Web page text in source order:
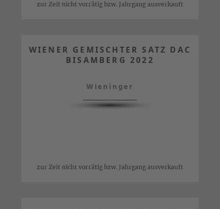
zur Zeit nicht vorrätig bzw. Jahrgang ausverkauft
WIENER GEMISCHTER SATZ DAC
BISAMBERG 2022
Wieninger
zur Zeit nicht vorrätig bzw. Jahrgang ausverkauft